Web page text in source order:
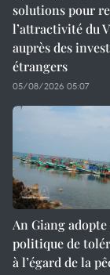
solutions pour
l’attractivité du
auprès des
étrangers
05/08/2026 05:07
An Giang
politique de
à l’égard de la